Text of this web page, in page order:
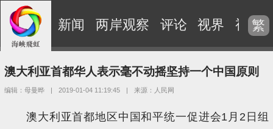
新闻 两岸观察 评论 视界 视频
繁
澳大利亚首都华人表示毫不动摇坚持一个中国原则
编辑：母曼晔 | 2019-01-04 11:19:45 | 来源：人民网
澳大利亚首都地区中国和平统一促进会1月2日组